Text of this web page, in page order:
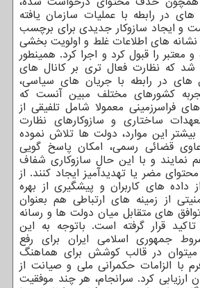
در رابطه با عملیات سازمان یافته
و ایجاد سازوکار جدیدی برای برچسب
های اطلاعات غلط و اولویت بخشی
معتبر را قبول کرد و اجرا کرد. همینطور
که نظارت فعال تری بر کانال های
های در رابطه با جریان های سیاسی،
کشورهای مختلف مبین آنست که
فراسرزمینی معمولا شامل تلفیقی از
ساختاری و سازوکارهای نظارت
این موارد، دولت ها تلاش نموده
قضائی رسمی، امکان پاسخ گویی
نمایند و با این حال سازوکاری شفاف
مضر یا تهدیدآمیز ایجاد کنند. از
داده های کاربران و پیشگیری از بهره
از زمینه های ارتباطی هم بعنوان
های متقابل میان دولت ها و رسانه
قرار گرفته است. باتوجه به این
جمهوری اسلامی ایران برای رفع
میتوان در قالب کوشش برای هماهنگ
با الزامات حکمرانی ملی و صیانت از
ارزیابی کرد. سرانجام، هر چند موفقیت